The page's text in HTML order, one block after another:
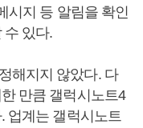
시지 등 알림을 확인
수 있다.
해지지 않았다. 다
만큼 갤럭시노트4
업계는 갤럭시노트